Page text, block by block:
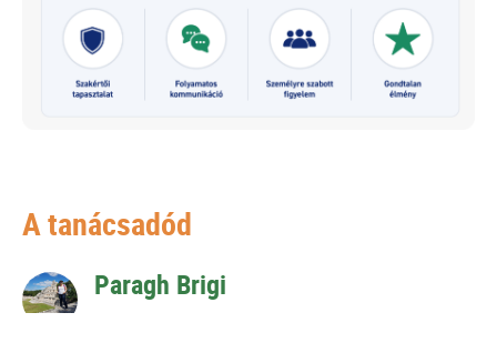
A tanácsadód
Paragh Brigi